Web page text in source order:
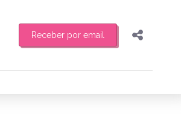
Receber por email
manhã o resumo
Compartilhar